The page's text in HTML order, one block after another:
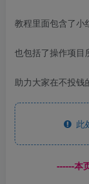
教程里面包含了小
也包括了操作项目
助力大家在不投钱
此
------本